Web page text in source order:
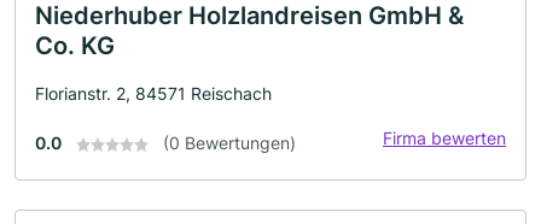
Niederhuber Holzlandreisen GmbH &
Co. KG
Florianstr. 2, 84571 Reischach
0.0 (0 Bewertungen) Firma bewerten